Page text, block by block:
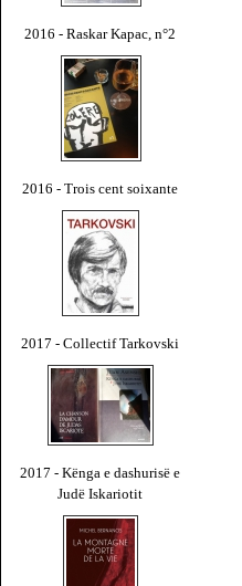
2016 - Raskar Kapac, n°2
2016 - Trois cent soixante
2017 - Collectif Tarkovski
2017 - Kënga e dashurisë e
Judë Iskariotit